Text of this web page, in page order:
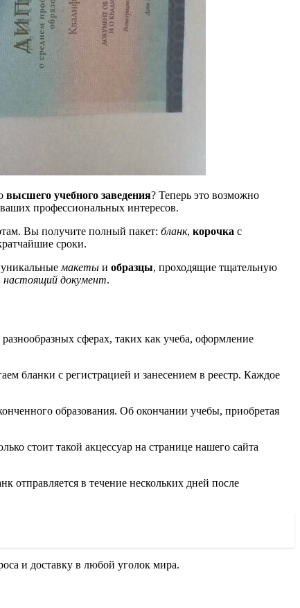
высшего учебного заведения? Теперь это возможно
профессиональных интересов.
Вы получите полный пакет: бланк, корочка с
сроки.
макеты и образцы, проходящие тщательную
настоящий документ.
сферах, таких как учеба, оформление
бланки с регистрацией и занесением в реестр. Каждое
образования. Об окончании учебы, приобретая
стоит такой акцессуар на странице нашего сайта
отправляется в течение нескольких дней после
и доставку в любой уголок мира.